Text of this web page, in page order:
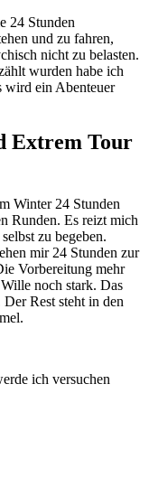
24 Stunden
und zu fahren,
nicht zu belasten.
wurden habe ich
wird ein Abenteuer
Extrem Tour
Winter 24 Stunden
Runden. Es reizt mich
zu begeben.
mir 24 Stunden zur
Vorbereitung mehr
noch stark. Das
Rest steht in den
ich versuchen